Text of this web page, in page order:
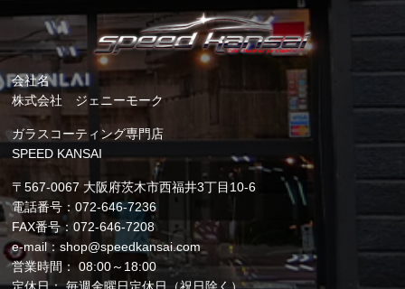
会社名
株式会社 ジェニーモーク
ガラスコーティング専門店
SPEED KANSAI
〒567-0067 大阪府茨木市西福井3丁目10-6
電話番号：072-646-7236
FAX番号：072-646-7208
e-mail：shop@speedkansai.com
営業時間： 08:00～18:00